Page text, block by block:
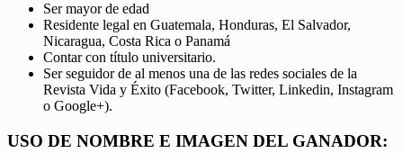
Ser mayor de edad
Residente legal en Guatemala, Honduras, El Salvador,
Nicaragua, Costa Rica o Panamá
Contar con título universitario.
Ser seguidor de al menos una de las redes sociales de la
Revista Vida y Éxito (Facebook, Twitter, Linkedin, Instagram
o Google+).
USO DE NOMBRE E IMAGEN DEL GANADOR: